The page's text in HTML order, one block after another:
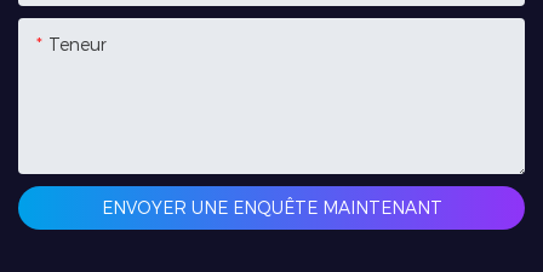
Teneur
ENVOYER UNE ENQUÊTE MAINTENANT